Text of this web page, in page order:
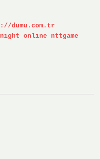
dumu.com.tr
online
nttgame